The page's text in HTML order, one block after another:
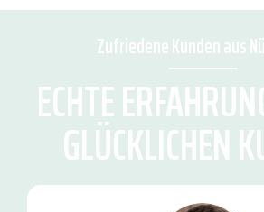
Zufriedene Kunden aus
ECHTE
GLÜCKLICHEN